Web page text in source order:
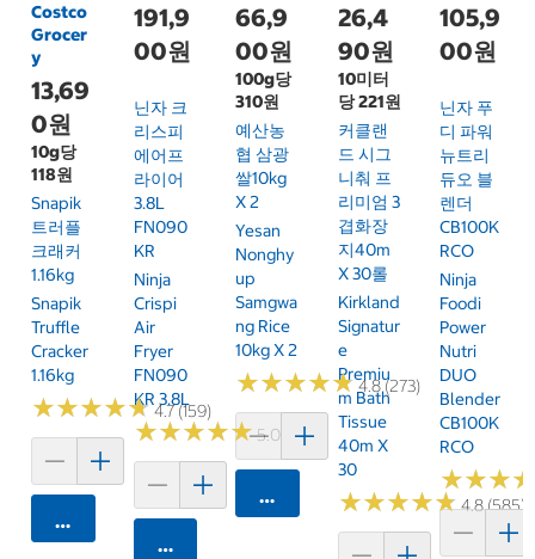
Costco
Grocer
y
13,69
0원
10g당
118원
Snapik
트러플
크래커
1.16kg
Snapik
Truffle
Cracker
1.16kg
★★★★★
★★★★★4.7 (159)
카트에 담기
191,9
00원
닌자 크
리스피
에어프
라이어
3.8L
FN090
KR
Ninja
Crispi
Air
Fryer
FN090
KR 3.8L
★★★★★
★★★★★5.0 (6)
카트에 담기
66,9
00원
100g당
310원
예산농
협 삼광
쌀10kg
X 2
Yesan
Nonghy
Up
Samgwa
Ng Rice
10kg X 2
★★★★★
★★★★★4.8 (273)
카트에 담기
26,4
90원
10미터
당 221원
커클랜
드 시그
니춰 프
리미엄 3
겹화장
지40m
X 30롤
Kirkland
Signatur
E
Premiu
M Bath
Tissue
40m X
30
★★★★★
★★★★★4.8 (585)
105,9
00원
닌자 푸
디 파워
뉴트리
듀오 블
렌더
CB100K
RCO
Ninja
Foodi
Power
Nutri
DUO
Blender
CB100K
RCO
★★★
★★★